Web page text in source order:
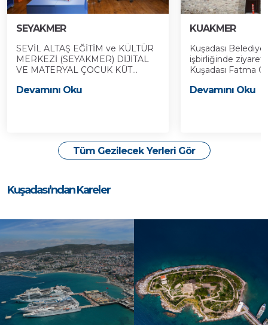
SEYAKMER
SEVİL ALTAŞ EĞİTİM ve KÜLTÜR
MERKEZİ (SEYAKMER) DİJİTAL
VE MATERYAL ÇOCUK KÜT...
Devamını Oku
KUAKMER
Kuşadası
işbirliğinde
Kuşadası Fatma
Devamını Oku
Tüm Gezilecek Yerleri Gör
Kuşadası’ndan Kareler